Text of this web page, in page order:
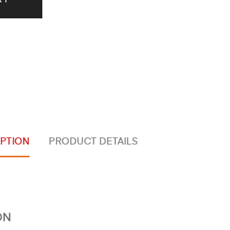
PRODUCT DETAILS